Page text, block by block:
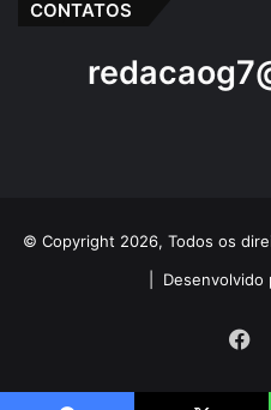
CONTATOS
© Copyright 2026, Todos os
Desenvolvido